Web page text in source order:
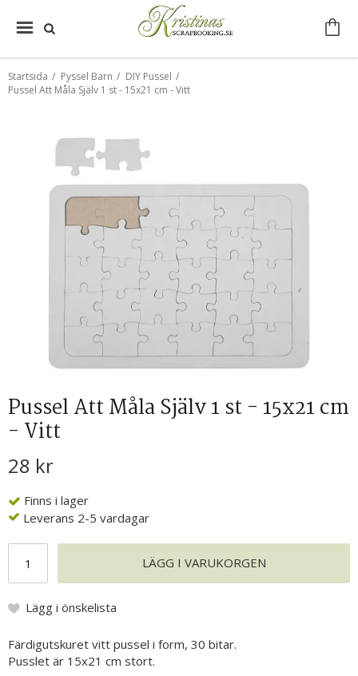
Startsida / Pyssel Barn / DIY Pussel /
Pussel Att Måla Själv 1 st - 15x21 cm - Vitt
Pussel Att Måla Själv 1 st - 15x21 cm
- Vitt
28 kr
Finns i lager
Leverans 2-5 vardagar
LÄGG I VARUKORGEN
Lägg i önskelista
Färdigutskuret vitt pussel i form, 30 bitar.
Pusslet är 15x21 cm stort.